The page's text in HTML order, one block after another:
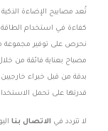
تُعد مصابيح الإضاءة
نحرص على توفير مجموعة
مصباح بعناية فائقة من
بدقة من قبل خبراء
قدرتها على تحمل
لا تتردد في الاتصال بنا